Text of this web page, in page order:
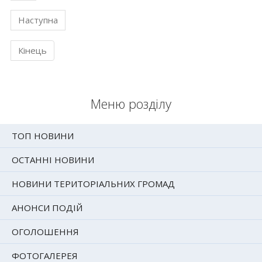
Меню розділу
ТОП НОВИНИ
ОСТАННІ НОВИНИ
НОВИНИ ТЕРИТОРІАЛЬНИХ ГРОМАД
АНОНСИ ПОДІЙ
ОГОЛОШЕННЯ
ФОТОГАЛЕРЕЯ
Наступна
Кінець